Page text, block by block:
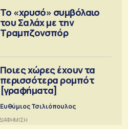
Το «χρυσό» συμβόλαιο
του Σαλάχ με την
Τραμπζονσπόρ
Ποιες χώρες έχουν τα
περισσότερα ρομπότ
[γραφήματα]
Ευθύμιος Τσιλιόπουλος